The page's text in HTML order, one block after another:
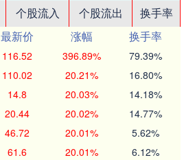
个股流入 个股流出
换手率
最新价 涨幅
换手率
116.52 396.89% 79.39%
110.02 20.21% 16.80%
14.8 20.03% 14.18%
20.44 20.02% 14.77%
46.72 20.01% 5.62%
61.6 20.01% 6.12%